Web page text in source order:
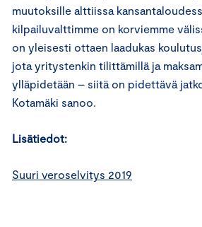
muutoksille alttiissa
kilpailuvalttimme on korviemme
on yleisesti ottaen laadukas
jota yritystenkin tilittämillä ja
ylläpidetään – siitä on pidettävä
Kotamäki sanoo.
Lisätiedot:
Suuri veroselvitys 2019